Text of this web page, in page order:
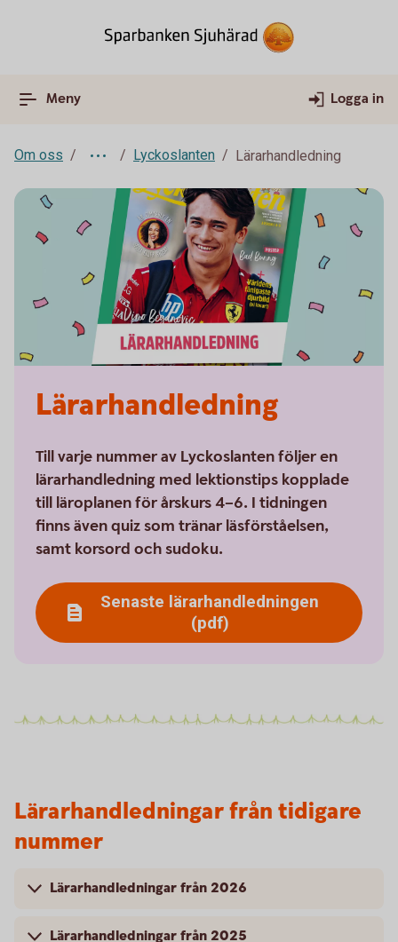
Meny Logga in
Om oss Lyckoslanten Lärarhandledning
Lärarhandledning
Till varje nummer av Lyckoslanten följer en
lärarhandledning med lektionstips kopplade
till läroplanen för årskurs 4–6. I tidningen
finns även quiz som tränar läsförståelsen,
samt korsord och sudoku.
Senaste lärarhandledningen
(pdf)
Lärarhandledningar från tidigare
nummer
Lärarhandledningar från 2026
Lärarhandledningar från 2025